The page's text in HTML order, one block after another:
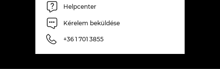
Helpcenter
Kérelem beküldése
+36 1 701 3855